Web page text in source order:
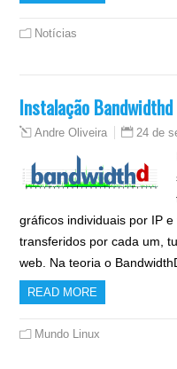
Notícias
Instalação
Andre Oliveira 24 de
gráficos individuais por IP
transferidos por cada um,
web. Na teoria o
READ MORE
Mundo Linux